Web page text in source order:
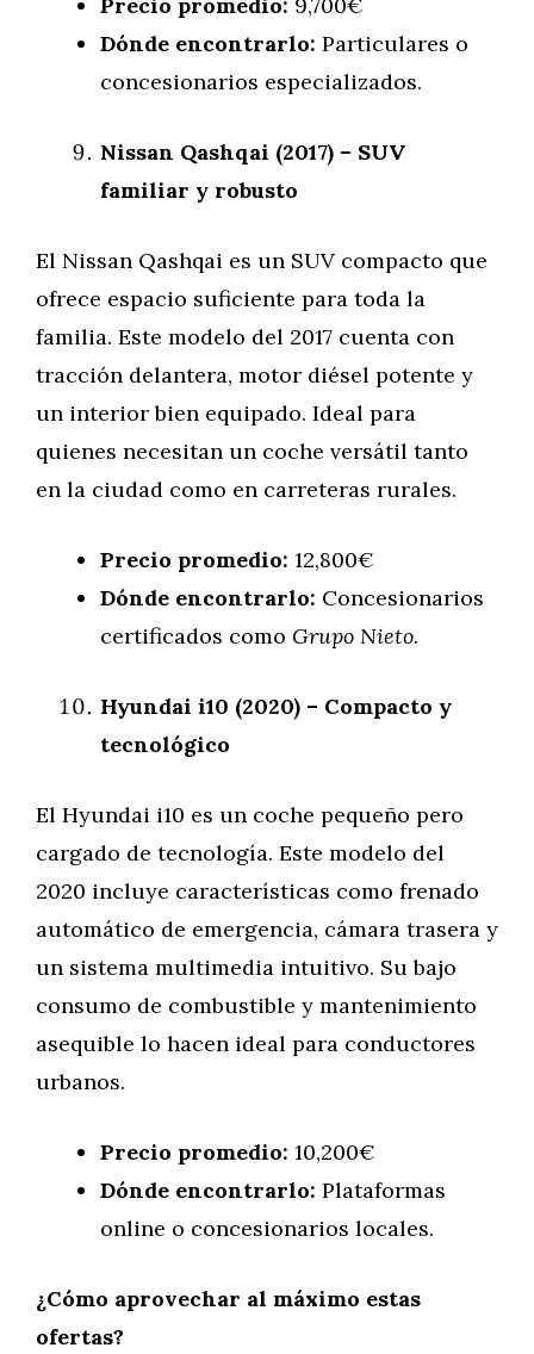
Dónde encontrarlo: Particulares o
concesionarios especializados.
Nissan Qashqai (2017) – SUV
familiar y robusto
El Nissan Qashqai es un SUV compacto que
ofrece espacio suficiente para toda la
familia. Este modelo del 2017 cuenta con
tracción delantera, motor diésel potente y
un interior bien equipado. Ideal para
quienes necesitan un coche versátil tanto
en la ciudad como en carreteras rurales.
Precio promedio: 12,800€
Dónde encontrarlo: Concesionarios
certificados como Grupo Nieto.
Hyundai i10 (2020) – Compacto y
tecnológico
El Hyundai i10 es un coche pequeño pero
cargado de tecnología. Este modelo del
2020 incluye características como frenado
automático de emergencia, cámara trasera y
un sistema multimedia intuitivo. Su bajo
consumo de combustible y mantenimiento
asequible lo hacen ideal para conductores
urbanos.
Precio promedio: 10,200€
Dónde encontrarlo: Plataformas
online o concesionarios locales.
¿Cómo aprovechar al máximo estas
ofertas?